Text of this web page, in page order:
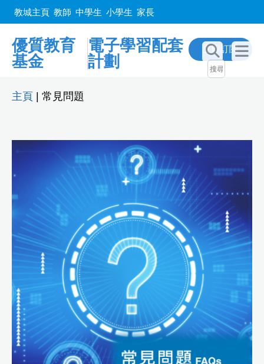
教城主頁 教師 中學生 小學生 家長
優質教育
基金
電子學習配套
計劃
立即訂閲
主頁 常見問題